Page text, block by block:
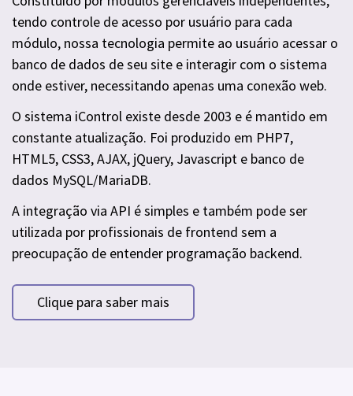
tendo controle de acesso por usuário para cada
módulo, nossa tecnologia permite ao usuário acessar o
banco de dados de seu site e interagir com o sistema
onde estiver, necessitando apenas uma conexão web.
O sistema iControl existe desde 2003 e é mantido em
constante atualização. Foi produzido em PHP7,
HTML5, CSS3, AJAX, jQuery, Javascript e banco de
dados MySQL/MariaDB.
A integração via API é simples e também pode ser
utilizada por profissionais de frontend sem a
preocupação de entender programação backend.
Clique para saber mais